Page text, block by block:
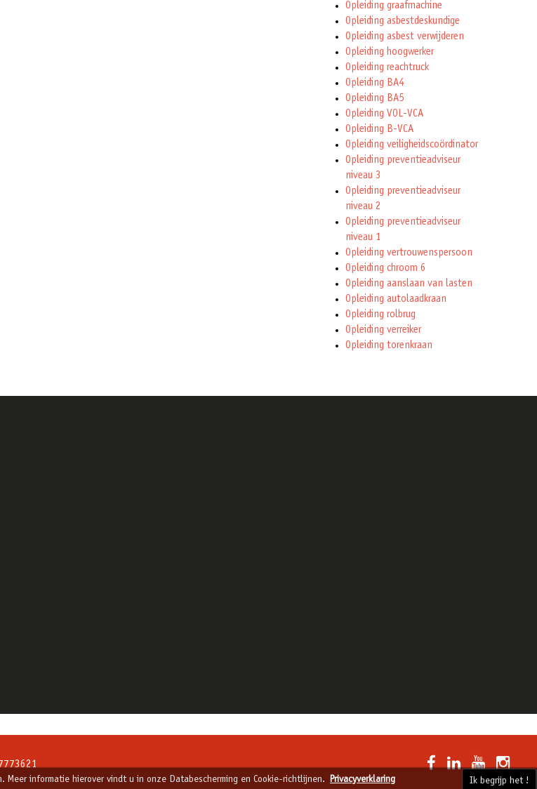
Opleiding graafmachine
Opleiding asbestdeskundige
Opleiding asbest verwijderen
Opleiding hoogwerker
Opleiding reachtruck
Opleiding BA4
Opleiding BA5
Opleiding VOL-VCA
Opleiding B-VCA
Opleiding veiligheidscoördinator
Opleiding preventieadviseur
niveau 3
Opleiding preventieadviseur
niveau 2
Opleiding preventieadviseur
niveau 1
Opleiding vertrouwenspersoon
Opleiding chroom 6
Opleiding aanslaan van lasten
Opleiding autolaadkraan
Opleiding rolbrug
Opleiding verreiker
Opleiding torenkraan
informatie hierover vindt u in onze Databescherming en Cookie-richtlijnen. Privacyverklaring Ik begrijp het !